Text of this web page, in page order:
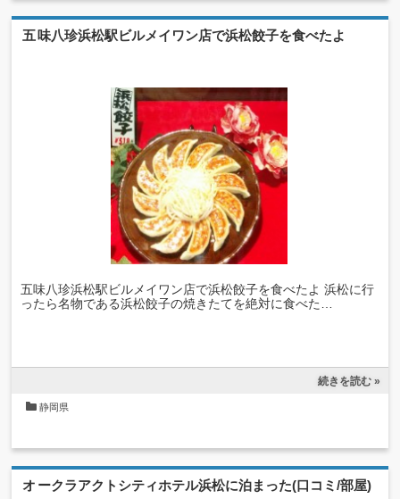
五味八珍浜松駅ビルメイワン店で浜松餃子を食べたよ
五味八珍浜松駅ビルメイワン店で浜松餃子を食べたよ 浜松に行
ったら名物である浜松餃子の焼きたてを絶対に食べた…
続きを読む »
静岡県
オークラアクトシティホテル浜松に泊まった(口コミ/部屋)